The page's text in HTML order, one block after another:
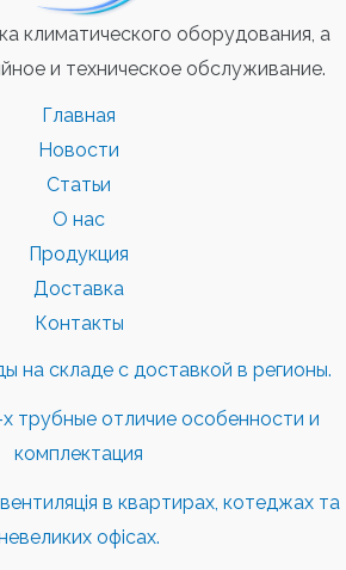
климатического оборудования, а
и техническое обслуживание.
Главная
Новости
Статьи
О нас
Продукция
Доставка
Контакты
на складе с доставкой в регионы.
трубные отличие особенности и
комплектация
в квартирах, котеджах та
офісах.